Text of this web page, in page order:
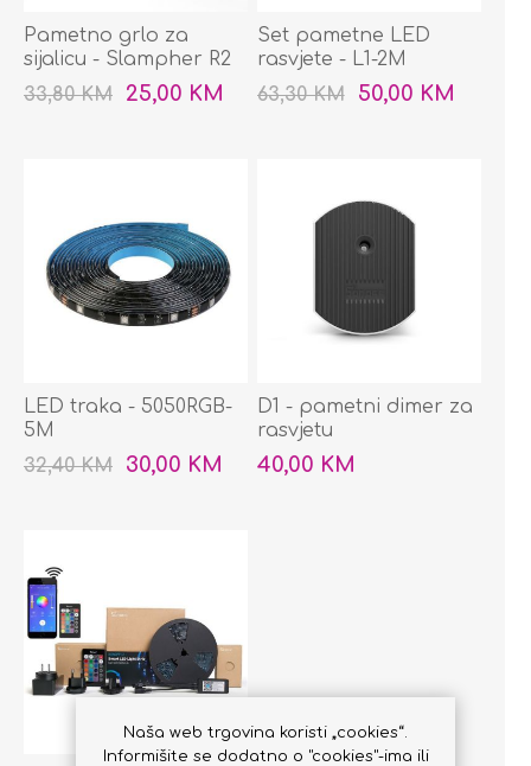
Pametno grlo za
sijalicu - Slampher R2
33,80 KM
25,00 KM
Set pametne LED
rasvjete - L1-2M
63,30 KM
50,00 KM
LED traka - 5050RGB-
5M
32,40 KM
30,00 KM
D1 - pametni dimer za
rasvjetu
40,00 KM
Naša web trgovina koristi „cookies“.
Informišite se dodatno o "cookies"-ima ili